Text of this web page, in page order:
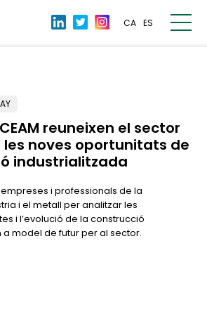
CA ES
reuneixen el sector
noves oportunitats de
industrialitzada
i professionals de la
i el metall per analitzar les
i l’evolució de la construcció
model de futur per al sector.